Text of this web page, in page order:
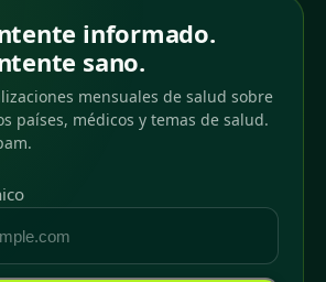
informado.
sano.
mensuales de salud sobre
países, médicos y temas de salud.